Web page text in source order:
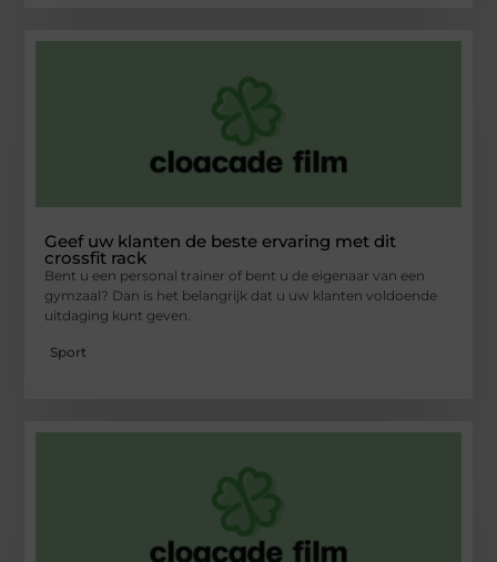
Geef uw klanten de beste ervaring met dit
crossfit rack
Bent u een personal trainer of bent u de eigenaar van een
gymzaal? Dan is het belangrijk dat u uw klanten voldoende
uitdaging kunt geven.
Sport